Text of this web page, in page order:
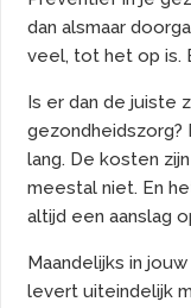
dan alsmaar
veel, tot het op is.
Is er dan de juiste
gezondheidszorg?
lang. De kosten
meestal niet. En
altijd een aanslag
Maandelijks in
levert uiteindelijk